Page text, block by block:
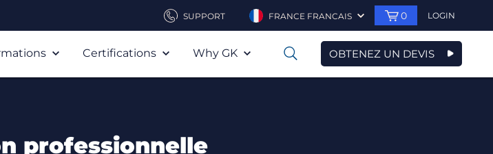
SUPPORT FRANCE FRANCAIS 0 LOGIN
Certifications Why GK 0 OBTENEZ UN DEVIS
professionnelle